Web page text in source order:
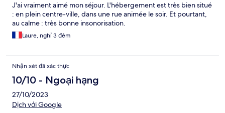
J'ai vraiment aimé mon séjour. L'hébergement est très bien situé
: en plein centre-ville, dans une rue animée le soir. Et pourtant,
au calme : très bonne insonorisation.
Laure, nghỉ 3 đêm
Nhận xét đã xác thực
10/10 - Ngoại hạng
27/10/2023
Dịch với Google